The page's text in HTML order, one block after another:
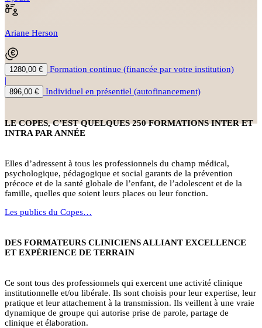
Ariane Herson
1280,00 €
Formation continue (financée par votre institution)
|
896,00 € Individuel en présentiel (autofinancement)
LE COPES, C’EST QUELQUES 250 FORMATIONS INTER ET
INTRA PAR ANNÉE
Elles d’adressent à tous les professionnels du champ médical,
psychologique, pédagogique et social garants de la prévention
précoce et de la santé globale de l’enfant, de l’adolescent et de la
famille, quelles que soient leurs places ou leur fonction.
Les publics du Copes…
DES FORMATEURS CLINICIENS ALLIANT EXCELLENCE
ET EXPÉRIENCE DE TERRAIN
Ce sont tous des professionnels qui exercent une activité clinique
institutionnelle et/ou libérale. Ils sont choisis pour leur expertise, leur
pratique et leur attachement à la transmission. Ils veillent à une vraie
dynamique de groupe qui autorise prise de parole, partage de
clinique et élaboration.